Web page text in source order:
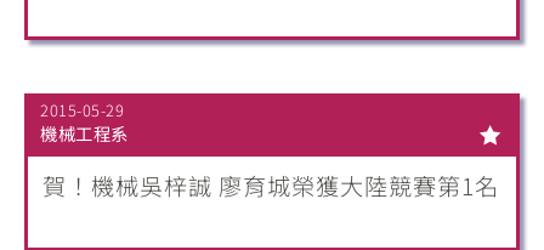
2015-05-29
機械工程系
賀！機械吳梓誠 廖育城榮獲大陸競賽第1名